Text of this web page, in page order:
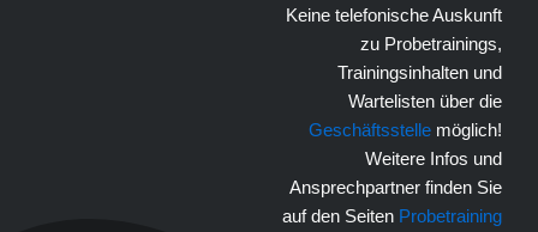
Keine telefonische Auskunft
zu Probetrainings,
Trainingsinhalten und
Wartelisten über die
Geschäftsstelle möglich!
Weitere Infos und
Ansprechpartner finden Sie
auf den Seiten Probetraining